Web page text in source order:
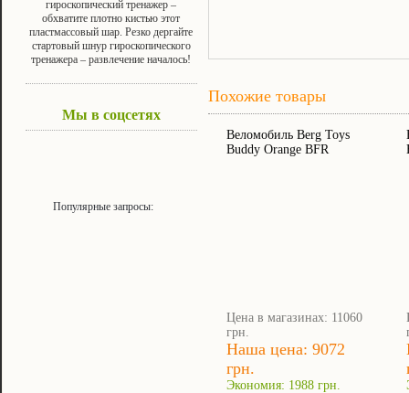
гироскопический тренажер –
обхватите плотно кистью этот
пластмассовый шар. Резко дергайте
стартовый шнур гироскопического
тренажера – развлечение началось!
Мы в соцсетях
Популярные запросы:
Похожие товары
Веломобиль Berg Toys
Buddy Orange BFR
Цена в магазинах: 11060
грн.
Наша цена: 9072
грн.
Экономия: 1988 грн.